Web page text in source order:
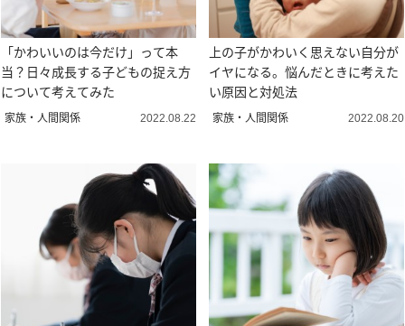
「かわいいのは今だけ」って本
当？日々成長する子どもの捉え方
について考えてみた
家族・人間関係 2022.08.22
上の子がかわいく思えない自分が
イヤになる。悩んだときに考えた
い原因と対処法
家族・人間関係 2022.08.20